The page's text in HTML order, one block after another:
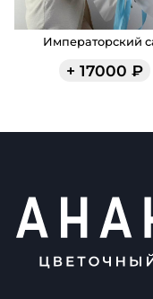
Императорский
+ 17000 ₽